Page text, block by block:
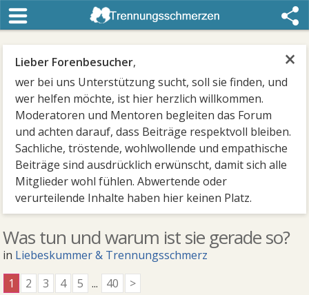
×
Lieber Forenbesucher,
wer bei uns Unterstützung sucht, soll sie finden, und
wer helfen möchte, ist hier herzlich willkommen.
Moderatoren und Mentoren begleiten das Forum
und achten darauf, dass Beiträge respektvoll bleiben.
Sachliche, tröstende, wohlwollende und empathische
Beiträge sind ausdrücklich erwünscht, damit sich alle
Mitglieder wohl fühlen. Abwertende oder
verurteilende Inhalte haben hier keinen Platz.
Was tun und warum ist sie gerade so?
in Liebeskummer & Trennungsschmerz
1
2 3 4 5 ... 40 >